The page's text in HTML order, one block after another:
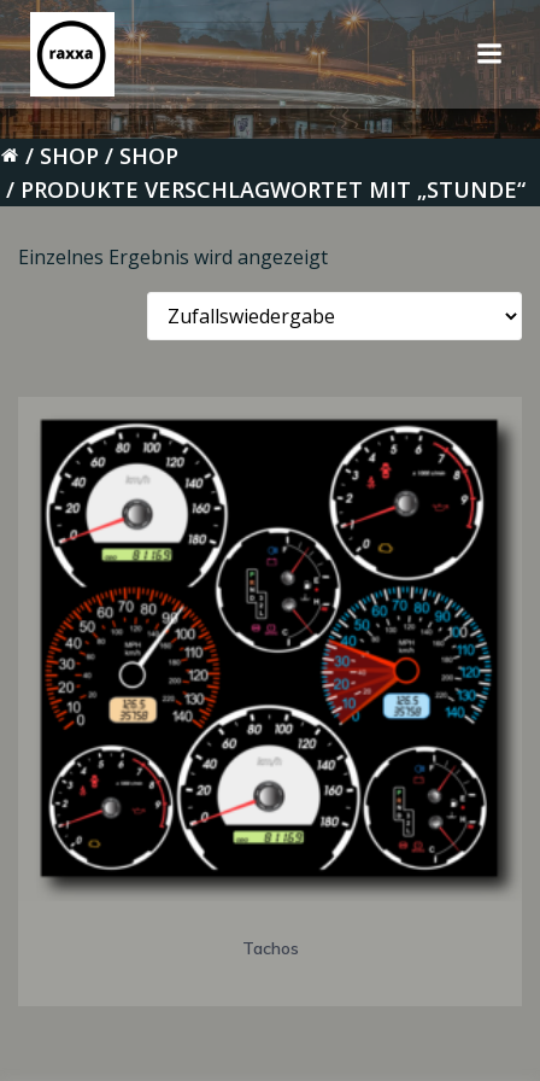
Zum
Inhalt
springen
SHOP
SHOP
PRODUKTE VERSCHLAGWORTET MIT „STUNDE“
Einzelnes Ergebnis wird angezeigt
Tachos